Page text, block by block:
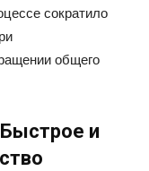
сократило
общего
Быстрое и